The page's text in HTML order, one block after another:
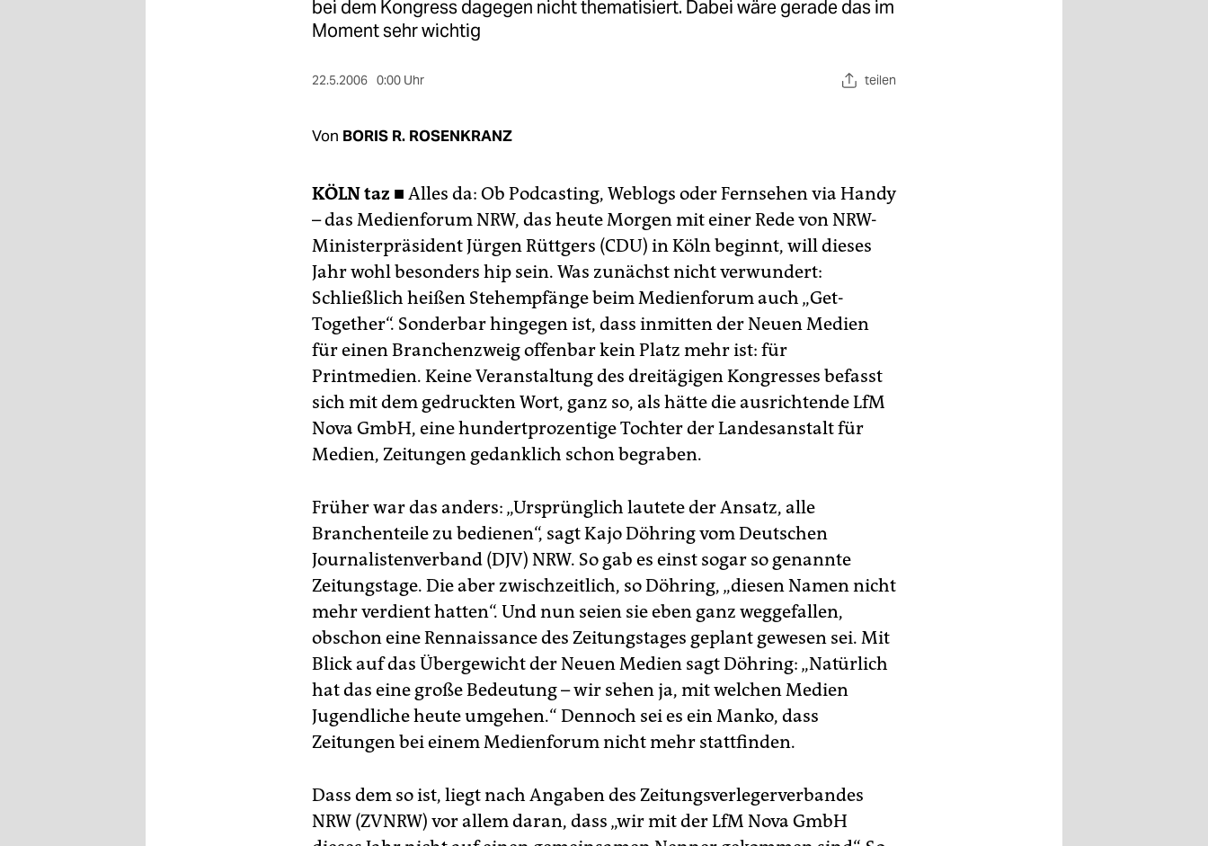
bei dem Kongress dagegen nicht thematisiert. Dabei wäre gerade das im
Moment sehr wichtig
22.5.2006 0:00 Uhr teilen
Von BORIS R. ROSENKRANZ
KÖLNtaz ■ Alles da: Ob Podcasting, Weblogs oder Fernsehen via Handy
– das Medienforum NRW, das heute Morgen mit einer Rede von NRW-
Ministerpräsident Jürgen Rüttgers (CDU) in Köln beginnt, will dieses
Jahr wohl besonders hip sein. Was zunächst nicht verwundert:
Schließlich heißen Stehempfänge beim Medienforum auch „Get-
Together“. Sonderbar hingegen ist, dass inmitten der Neuen Medien
für einen Branchenzweig offenbar kein Platz mehr ist: für
Printmedien. Keine Veranstaltung des dreitägigen Kongresses befasst
sich mit dem gedruckten Wort, ganz so, als hätte die ausrichtende LfM
Nova GmbH, eine hundertprozentige Tochter der Landesanstalt für
Medien, Zeitungen gedanklich schon begraben.
Früher war das anders: „Ursprünglich lautete der Ansatz, alle
Branchenteile zu bedienen“, sagt Kajo Döhring vom Deutschen
Journalistenverband (DJV) NRW. So gab es einst sogar so genannte
Zeitungstage. Die aber zwischzeitlich, so Döhring, „diesen Namen nicht
mehr verdient hatten“. Und nun seien sie eben ganz weggefallen,
obschon eine Rennaissance des Zeitungstages geplant gewesen sei. Mit
Blick auf das Übergewicht der Neuen Medien sagt Döhring: „Natürlich
hat das eine große Bedeutung – wir sehen ja, mit welchen Medien
Jugendliche heute umgehen.“ Dennoch sei es ein Manko, dass
Zeitungen bei einem Medienforum nicht mehr stattfinden.
Dass dem so ist, liegt nach Angaben des Zeitungsverlegerverbandes
NRW (ZVNRW) vor allem daran, dass „wir mit der LfM Nova GmbH